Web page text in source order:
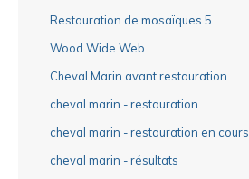
Restauration de mosaïques 5
Wood Wide Web
Cheval Marin avant restauration
cheval marin - restauration
cheval marin - restauration en cours
cheval marin - résultats